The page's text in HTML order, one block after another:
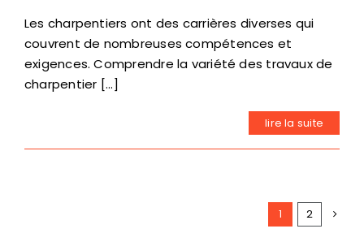
Les charpentiers ont des carrières diverses qui
couvrent de nombreuses compétences et
exigences. Comprendre la variété des travaux de
charpentier [...]
lire la suite
1 2